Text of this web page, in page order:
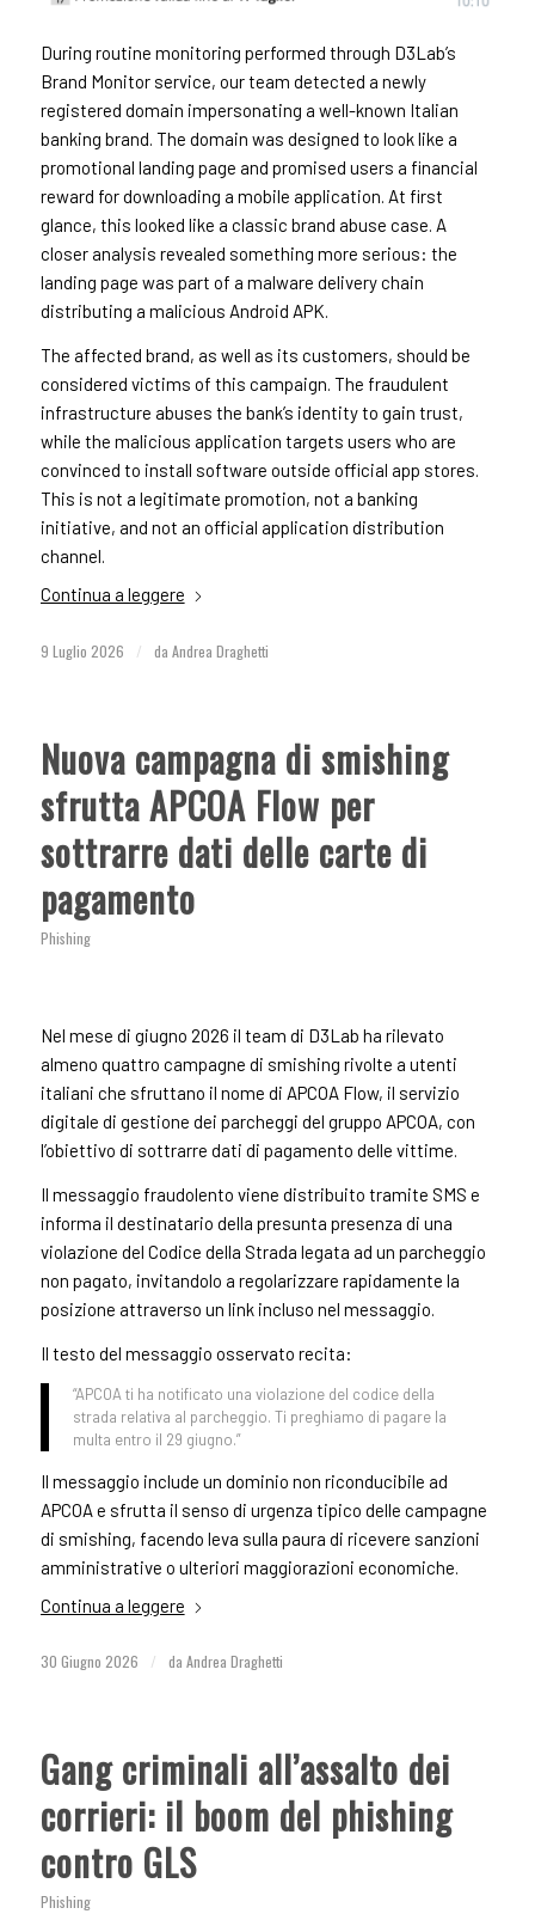
During routine monitoring performed through D3Lab’s
Brand Monitor service, our team detected a newly
registered domain impersonating a well-known Italian
banking brand. The domain was designed to look like a
promotional landing page and promised users a financial
reward for downloading a mobile application. At first
glance, this looked like a classic brand abuse case. A
closer analysis revealed something more serious: the
landing page was part of a malware delivery chain
distributing a malicious Android APK.
The affected brand, as well as its customers, should be
considered victims of this campaign. The fraudulent
infrastructure abuses the bank’s identity to gain trust,
while the malicious application targets users who are
convinced to install software outside official app stores.
This is not a legitimate promotion, not a banking
initiative, and not an official application distribution
channel.
Continua a leggere
9 Luglio 2026 / da Andrea Draghetti
Nuova campagna di smishing
sfrutta APCOA Flow per
sottrarre dati delle carte di
pagamento
Phishing
Nel mese di giugno 2026 il team di D3Lab ha rilevato
almeno quattro campagne di smishing rivolte a utenti
italiani che sfruttano il nome di APCOA Flow, il servizio
digitale di gestione dei parcheggi del gruppo APCOA, con
l’obiettivo di sottrarre dati di pagamento delle vittime.
Il messaggio fraudolento viene distribuito tramite SMS e
informa il destinatario della presunta presenza di una
violazione del Codice della Strada legata ad un parcheggio
non pagato, invitandolo a regolarizzare rapidamente la
posizione attraverso un link incluso nel messaggio.
Il testo del messaggio osservato recita:
“APCOA ti ha notificato una violazione del codice della
strada relativa al parcheggio. Ti preghiamo di pagare la
multa entro il 29 giugno.”
Il messaggio include un dominio non riconducibile ad
APCOA e sfrutta il senso di urgenza tipico delle campagne
di smishing, facendo leva sulla paura di ricevere sanzioni
amministrative o ulteriori maggiorazioni economiche.
Continua a leggere
30 Giugno 2026 / da Andrea Draghetti
Gang criminali all’assalto dei
corrieri: il boom del phishing
contro GLS
Phishing